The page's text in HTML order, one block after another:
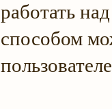
работать
способом